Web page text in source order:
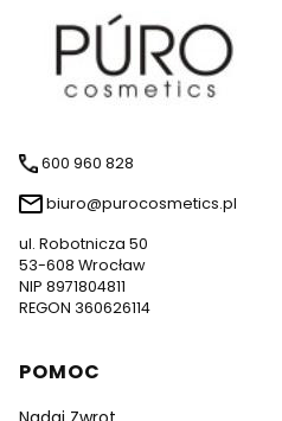
600 960 828
biuro@purocosmetics.pl
ul. Robotnicza 50
53-608 Wrocław
NIP 8971804811
REGON 360626114
Linki w stopce
POMOC